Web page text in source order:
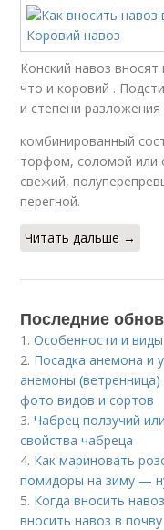
Конский навоз
что и коровий .
и степени
комбинированный
торфом, соломой или
свежий,
перегной.
Читать дальше →
Последние
1.Особенности и
2. Посадка анемона и
анемоны
фото видов и сортов
3.Чабрец ползучий
свойства чабреца
4. Как мариновать
помидоры на зиму —
5. Когда вносить
вносить навоз в почву